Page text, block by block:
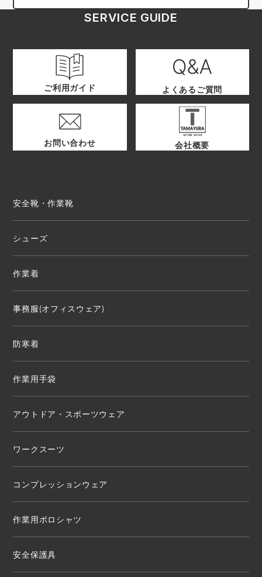
SERVICE GUIDE
ご利用ガイド よくあるご質問
お問い合わせ 会社概要
安全靴・作業靴
シューズ
作業着
事務服(オフィスウェア)
防寒着
作業用手袋
アウトドア・スポーツウェア
ワークスーツ
コンプレッションウェア
作業用ポロシャツ
安全保護具